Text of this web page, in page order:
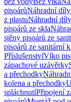
pisoárůNáhradní
z plastuNáhradní
pisoárů ze skla
stěny pisoárů ze
pisoárů ze sanitární
PříslušenstvíVíko
zápachové uzávěrky
a přechodky
kolena a přechodky
spláchnutíPřipojení